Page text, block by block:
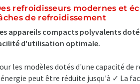
refroidisseurs modernes et
de refroidissement
appareils compacts polyvalents
d'utilisation optimale.
les modèles dotés d'une capacité
peut être réduite jusqu'à ✓ La